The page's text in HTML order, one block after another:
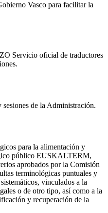
Vasco para facilitar la
Servicio oficial de traductores
sesiones de la Administración.
para la alimentación y
público EUSKALTERM,
aprobados por la Comisión
terminológicas puntuales y
vinculados a la
o de otro tipo, así como a la
y recuperación de la